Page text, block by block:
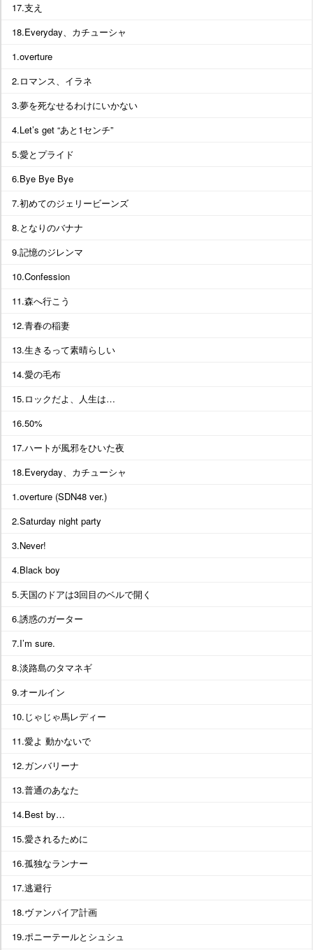
17.支え
18.Everyday、カチューシャ
1.overture
2.ロマンス、イラネ
3.夢を死なせるわけにいかない
4.Let’s get “あと1センチ”
5.愛とプライド
6.Bye Bye Bye
7.初めてのジェリービーンズ
8.となりのバナナ
9.記憶のジレンマ
10.Confession
11.森へ行こう
12.青春の稲妻
13.生きるって素晴らしい
14.愛の毛布
15.ロックだよ、人生は…
16.50%
17.ハートが風邪をひいた夜
18.Everyday、カチューシャ
1.overture (SDN48 ver.)
2.Saturday night party
3.Never!
4.Black boy
5.天国のドアは3回目のベルで開く
6.誘惑のガーター
7.I’m sure.
8.淡路島のタマネギ
9.オールイン
10.じゃじゃ馬レディー
11.愛よ 動かないで
12.ガンバリーナ
13.普通のあなた
14.Best by…
15.愛されるために
16.孤独なランナー
17.逃避行
18.ヴァンパイア計画
19.ポニーテールとシュシュ